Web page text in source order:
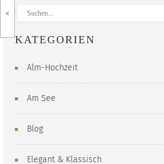
KATEGORIEN
Alm-Hochzeit
Am See
Blog
Elegant & Klassisch
<